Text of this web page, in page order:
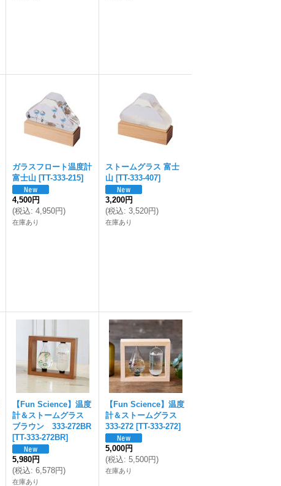
ガラスフロート温度計
富士山 [TT-333-215]
4,500円
(税込: 4,950円)
在庫あり
ストームグラス 富士
山 [TT-333-407]
3,200円
(税込: 3,520円)
在庫あり
【Fun Science】温度
計＆ストームグラス
ブラウン 333-272BR
[TT-333-272BR]
5,980円
(税込: 6,578円)
在庫あり
【Fun Science】温度
計＆ストームグラス
333-272 [TT-333-272]
5,000円
(税込: 5,500円)
在庫あり